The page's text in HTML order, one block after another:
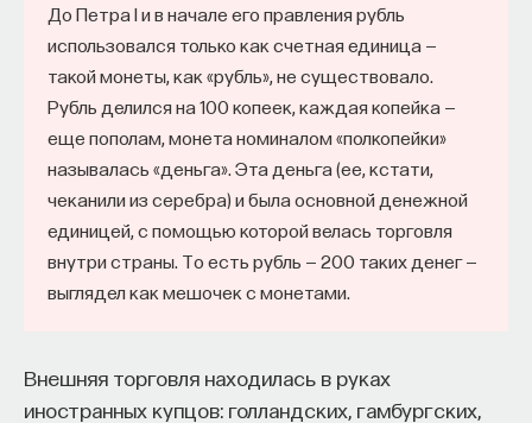
До Петра I и в начале его правления рубль
использовался только как счетная единица —
такой монеты, как «рубль», не существовало.
Рубль делился на 100 копеек, каждая копейка —
еще пополам, монета номиналом «полкопейки»
называлась «деньга». Эта деньга (ее, кстати,
чеканили из серебра) и была основной денежной
единицей, с помощью которой велась торговля
внутри страны. То есть рубль — 200 таких денег —
выглядел как мешочек с монетами.
Внешняя торговля находилась в руках
иностранных купцов: голландских, гамбургских,